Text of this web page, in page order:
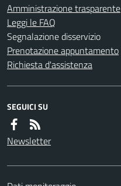
Amministrazione trasparente
Leggi le FAQ
Segnalazione disservizio
Prenotazione appuntamento
Richiesta d'assistenza
SEGUICI SU
Newsletter